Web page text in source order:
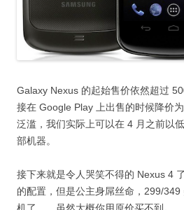
Galaxy Nexus 的起始售价依然超过
接在 Google Play 上出售的时候降价
泛滥，我们实际上可以在 4 月之前以
部机器。
接下来就是令人哭笑不得的 Nexus 4
的配置，但是公主身屌丝命，299/